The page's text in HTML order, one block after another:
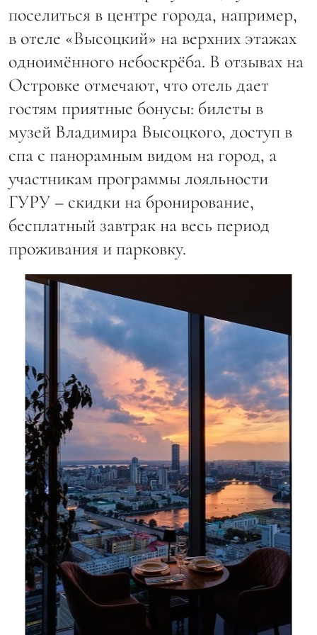
поселиться в центре города, например,
в отеле «Высоцкий» на верхних этажах
одноимённого небоскрёба. В отзывах на
Островке отмечают, что отель дает
гостям приятные бонусы: билеты в
музей Владимира Высоцкого, доступ в
спа с панорамным видом на город, а
участникам программы лояльности
ГУРУ – скидки на бронирование,
бесплатный завтрак на весь период
проживания и парковку.